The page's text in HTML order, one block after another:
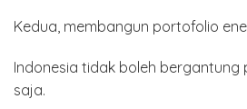
Kedua, membangun portofolio
Indonesia tidak boleh bergantung
saja.